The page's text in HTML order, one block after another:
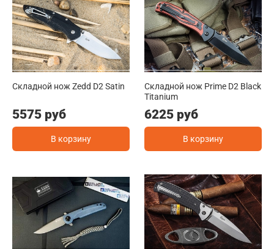
Складной нож Zedd D2 Satin
5575 руб
В корзину
Складной нож Prime D2 Black
Titanium
6225 руб
В корзину